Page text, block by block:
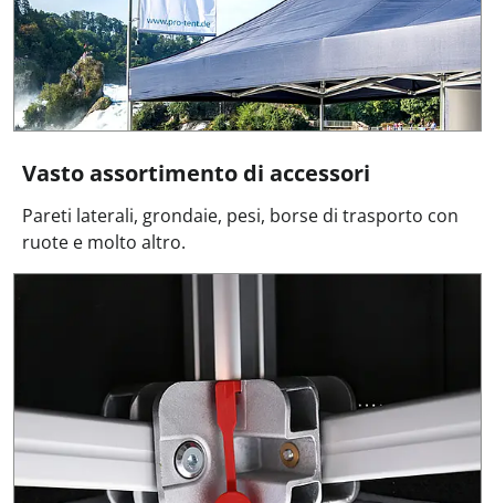
Vasto assortimento di accessori
Pareti laterali, grondaie, pesi, borse di trasporto con
ruote e molto altro.